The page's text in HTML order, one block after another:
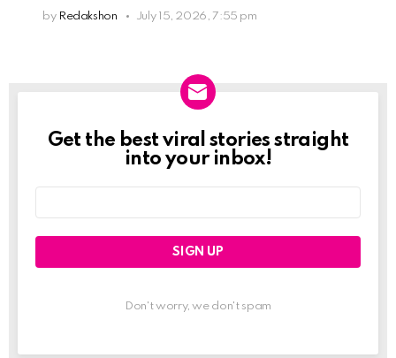
by Redakshon July 15, 2026, 7:55 pm
Newslett
Get the best viral stories straight
into your inbox!
Don't worry, we don't spam